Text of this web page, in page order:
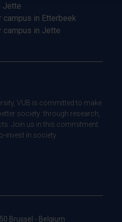
Jette
campus in Etterbeek
campus in Jette
VUB is committed to make
society: through research,
Join us in this commitment.
invest in society.
Brussel - Belgium